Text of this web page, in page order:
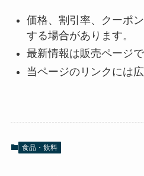
価格、割引率、クーポ
する場合があります。
最新情報は販売ページ
当ページのリンクには
食品・飲料